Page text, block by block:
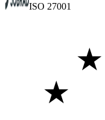
ISO 27001
★
★